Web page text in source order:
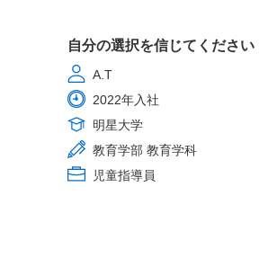
自分の選択を信じてください
A.T
2022年入社
明星大学
教育学部 教育学科
児童指導員